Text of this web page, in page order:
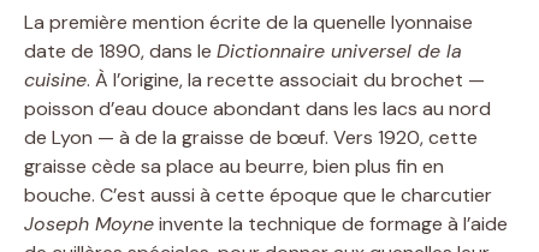
La première mention écrite de la quenelle lyonnaise
date de 1890, dans le Dictionnaire universel de la
cuisine. À l’origine, la recette associait du brochet —
poisson d’eau douce abondant dans les lacs au nord
de Lyon — à de la graisse de bœuf. Vers 1920, cette
graisse cède sa place au beurre, bien plus fin en
bouche. C’est aussi à cette époque que le charcutier
Joseph Moyneinvente la technique de formage à l’aide